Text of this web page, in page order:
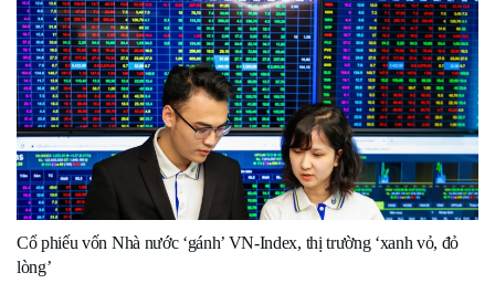
Cổ phiếu vốn Nhà nước ‘gánh’ VN-Index, thị trường ‘xanh vỏ, đỏ
lòng’